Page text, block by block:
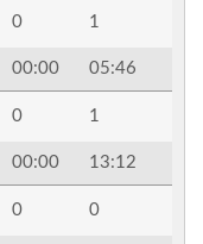
0 1
00:00 05:46
0 1
00:00 13:12
0 0